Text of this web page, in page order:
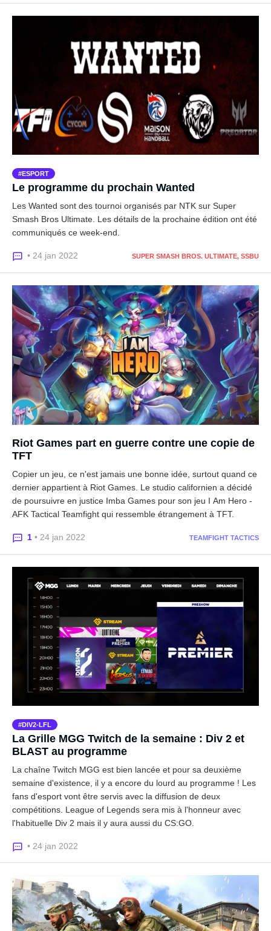
ESPORT
Le programme du prochain Wanted
Les Wanted sont des tournoi organisés par NTK sur Super
Smash Bros Ultimate. Les détails de la prochaine édition ont été
communiqués ce week-end.
• 24 jan 2022 SUPER SMASH BROS. ULTIMATE, SSBU
Riot Games part en guerre contre une copie de
TFT
Copier un jeu, ce n'est jamais une bonne idée, surtout quand ce
dernier appartient à Riot Games. Le studio californien a décidé
de poursuivre en justice Imba Games pour son jeu I Am Hero -
AFK Tactical Teamfight qui ressemble étrangement à TFT.
1 • 24 jan 2022 TEAMFIGHT TACTICS
DIV2-LFL
La Grille MGG Twitch de la semaine : Div 2 et
BLAST au programme
La chaîne Twitch MGG est bien lancée et pour sa deuxième
semaine d'existence, il y a encore du lourd au programme ! Les
fans d'esport vont être servis avec la diffusion de deux
compétitions. League of Legends sera mis à l'honneur avec
l'habituelle Div 2 mais il y aura aussi du CS:GO.
• 24 jan 2022